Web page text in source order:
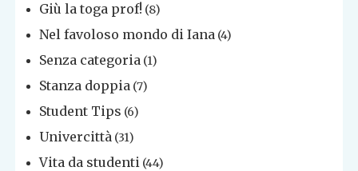
Giù la toga prof! (8)
Nel favoloso mondo di Iana (4)
Senza categoria (1)
Stanza doppia (7)
Student Tips (6)
Univercittà (31)
Vita da studenti (44)